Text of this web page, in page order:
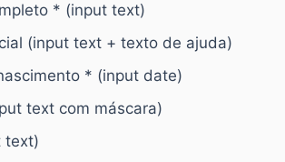
* (input text)
(input text + texto de ajuda)
* (input date)
text com máscara)
text)